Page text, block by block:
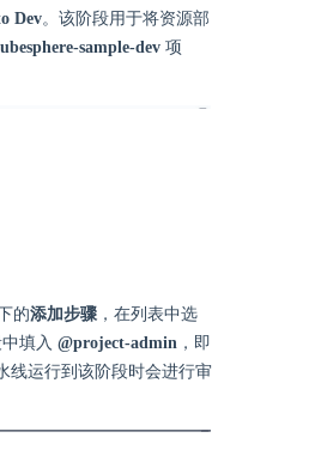
Dev。该阶段用于将资源部
sample-dev 项
的添加步骤 ，在列表中选
填入 @project-admin ，即
线运行到该阶段时会进行审